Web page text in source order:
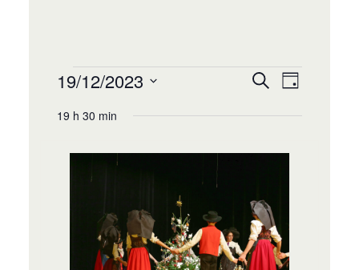
Recherche
navigation
de
Recherche
vues
Jour
19/12/2023
une
19 h 30 min